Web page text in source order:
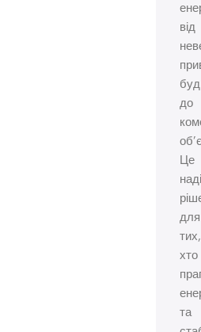
від
до
Це
для
тих,
хто
та